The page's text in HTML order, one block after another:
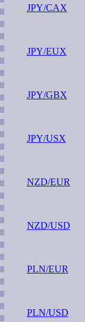
JPY/CAX
JPY/EUX
JPY/GBX
JPY/USX
NZD/EUR
NZD/USD
PLN/EUR
PLN/USD